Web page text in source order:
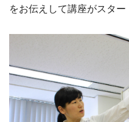
をお伝えして講座がスター